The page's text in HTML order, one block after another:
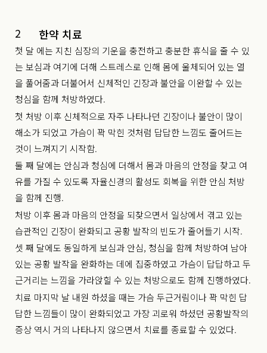
2 한약 치료
첫 달 에는 지친 심장의 기운을 충전하고 충분한 휴식을 줄 수 있
는 보심과 여기에 더해 스트레스로 인해 몸에 울체되어 있는 열
을 풀어줌과 더불어서 신체적인 긴장과 불안을 이완할 수 있는
청심을 함께 처방하였다.
첫 처방 이후 신체적으로 자주 나타나던 긴장이나 불안이 많이
해소가 되었고 가슴이 꽉 막힌 것처럼 답답한 느낌도 줄어드는
것이 느껴지기 시작함.
둘 째 달에는 안심과 청심에 더해서 몸과 마음의 안정을 찾고 여
유를 가질 수 있도록 자율신경의 활성도 회복을 위한 안심 처방
을 함께 진행.
처방 이후 몸과 마음의 안정을 되찾으면서 일상에서 겪고 있는
습관적인 긴장이 완화되고 공황 발작의 빈도가 줄어들기 시작.
셋 째 달에도 동일하게 보심과 안심, 청심을 함께 처방하여 남아
있는 공황 발작을 완화하는 데에 집중하였고 가슴이 답답하고 두
근거리는 느낌을 가라앉힐 수 있는 처방으로도 함께 진행하였다.
치료 마지막 날 내원 하셨을 때는 가슴 두근거림이나 꽉 막힌 답
답한 느낌들이 많이 완화되었고 가장 괴로워 하셨던 공황발작의
증상 역시 거의 나타나지 않으면서 치료를 종료할 수 있었다.